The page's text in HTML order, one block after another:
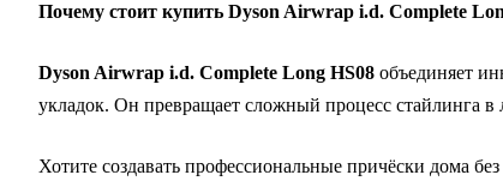
Почему стоит купить Dyson Airwrap i.d. Complete
Dyson Airwrap i.d. Complete Long HS08 объединяет
укладок. Он превращает сложный процесс стайлинга в
Хотите создавать профессиональные причёски дома